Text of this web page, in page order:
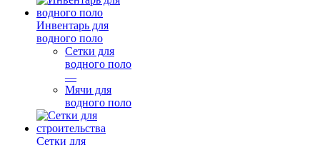
Инвентарь для
водного поло
Сетки для
водного поло
—
Мячи для
водного поло
Сетки для